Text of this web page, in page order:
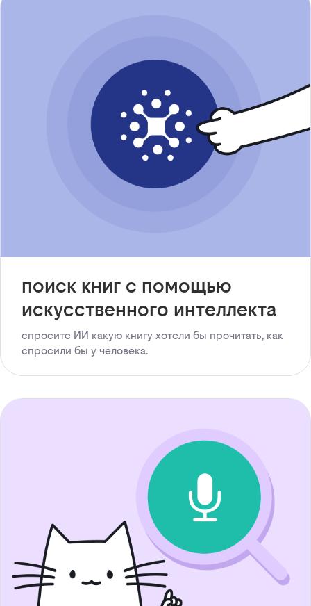
поиск книг с помощью
искусственного интеллекта
спросите ИИ какую книгу хотели бы прочитать, как
спросили бы у человека.